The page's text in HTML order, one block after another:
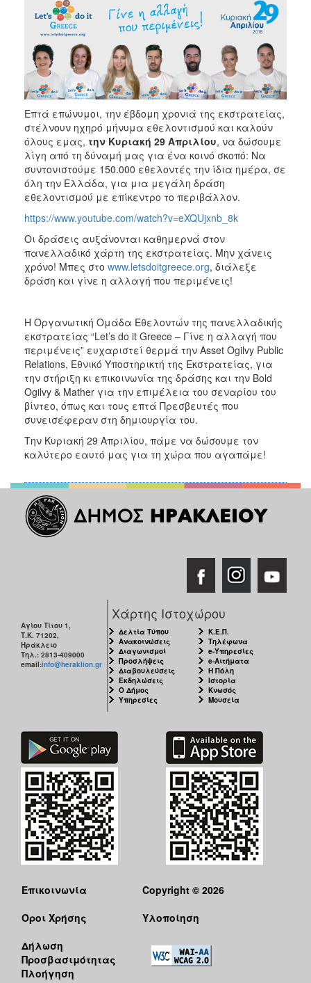
Επτά επώνυμοι, την έβδομη χρονιά της εκστρατείας,
στέλνουν ηχηρό μήνυμα εθελοντισμού και καλούν
όλους εμας, την Κυριακή 29 Απριλίου, να δώσουμε
λίγη από τη δύναμή μας για ένα κοινό σκοπό: Να
συντονιστούμε 150.000 εθελοντές την ίδια ημέρα, σε
όλη την Ελλάδα, για μια μεγάλη δράση
εθελοντισμού με επίκεντρο το περιβάλλον.
https://www.youtube.com/watch?v=eXQUjxnb_8k
Οι δράσεις αυξάνονται καθημερνά στον
πανελλαδικό χάρτη της εκστρατείας. Μην χάνεις
χρόνο! Μπες στο www.letsdoitgreece.org, διάλεξε
δράση και γίνε η αλλαγή που περιμένεις!
Η Οργανωτική Ομάδα Εθελοντών της πανελλαδικής
εκστρατείας “Let’s do it Greece – Γίνε η αλλαγή που
περιμένεις” ευχαριστεί θερμά την Asset Ogilvy Public
Relations, Εθνικό Υποστηρικτή της Εκστρατείας, για
την στήριξη κι επικοινωνία της δράσης και την Bold
Ogilvy & Mather για την επιμέλεια του σεναρίου του
βίντεο, όπως και τους επτά Πρεσβευτές που
συνεισέφεραν στη δημιουργία του.
Την Κυριακή 29 Απριλίου, πάμε να δώσουμε τον
καλύτερο εαυτό μας για τη χώρα που αγαπάμε!
Αγίου Τίτου 1,
Τ.Κ. 71202,
Ηράκλειο
Τηλ.: 2813-409000
email:info@heraklion.gr
Χάρτης Ιστοχώρου
Δελτία Τύπου
Ανακοινώσεις
Διαγωνισμοί
Προσλήψεις
Διαβουλεύσεις
Εκδηλώσεις
Ο Δήμος
Υπηρεσίες
Κ.Ε.Π.
Τηλέφωνα
e-Υπηρεσίες
e-Αιτήματα
Η Πόλη
Ιστορία
Κνωσός
Μουσεία
Επικοινωνία
Όροι Χρήσης
Δήλωση
Προσβασιμότητας
Πλοήγηση
Copyright © 2026
Υλοποίηση